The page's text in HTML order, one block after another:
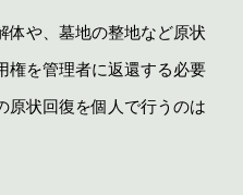
体や、墓地の整地など原状
権を管理者に返還する必要
原状回復を個人で行うのは